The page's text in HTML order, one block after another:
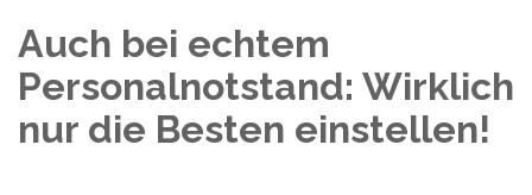
Auch bei echtem
Personalnotstand: Wirklich
nur die Besten einstellen!